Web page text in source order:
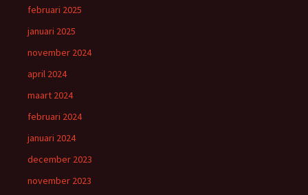
februari 2025
januari 2025
november 2024
april 2024
maart 2024
februari 2024
januari 2024
december 2023
november 2023